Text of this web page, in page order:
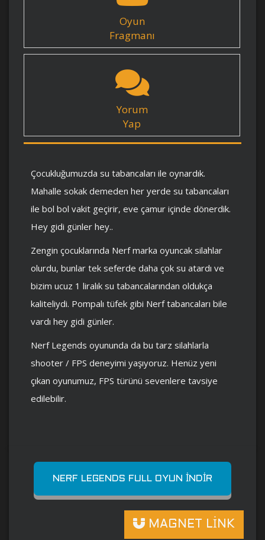
Oyun
Fragmanı
Yorum
Yap
Çocukluğumuzda su tabancaları ile oynardık.
Mahalle sokak demeden her yerde su tabancaları
ile bol bol vakit geçirir, eve çamur içinde dönerdik.
Hey gidi günler hey..
Zengin çocuklarında Nerf marka oyuncak silahlar
olurdu, bunlar tek seferde daha çok su atardı ve
bizim ucuz 1 liralık su tabancalarından oldukça
kaliteliydi. Pompalı tüfek gibi Nerf tabancaları bile
vardı hey gidi günler.
Nerf Legends oyununda da bu tarz silahlarla
shooter / FPS deneyimi yaşıyoruz. Henüz yeni
çıkan oyunumuz, FPS türünü sevenlere tavsiye
edilebilir.
NERF LEGENDS FULL OYUN İNDIR
MAGNET LİNK